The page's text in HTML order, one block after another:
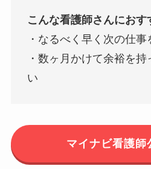
こんな看護師さんにおす
・なるべく早く次の仕
・数ヶ月かけて余裕を
い
マイナビ看護師